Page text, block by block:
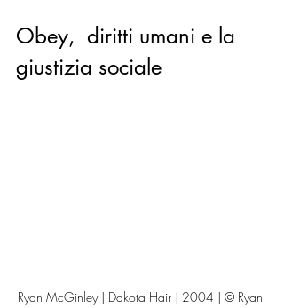
Obey,  diritti umani e la
giustizia sociale
Ryan McGinley | Dakota Hair | 2004 | © Ryan